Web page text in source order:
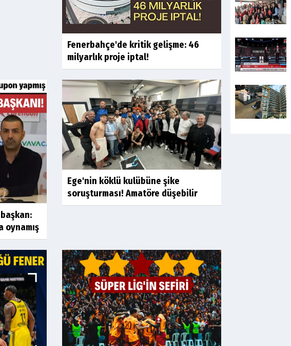
Fenerbahçe'de kritik gelişme: 46
milyarlık proje iptal!
oynamış
Ege'nin köklü kulübüne şike
soruşturması! Amatöre düşebilir